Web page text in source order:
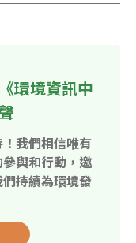
環境資訊中
我們相信唯有
與和行動，邀
持續為環境發